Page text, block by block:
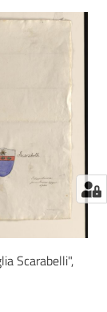
Scarabelli",